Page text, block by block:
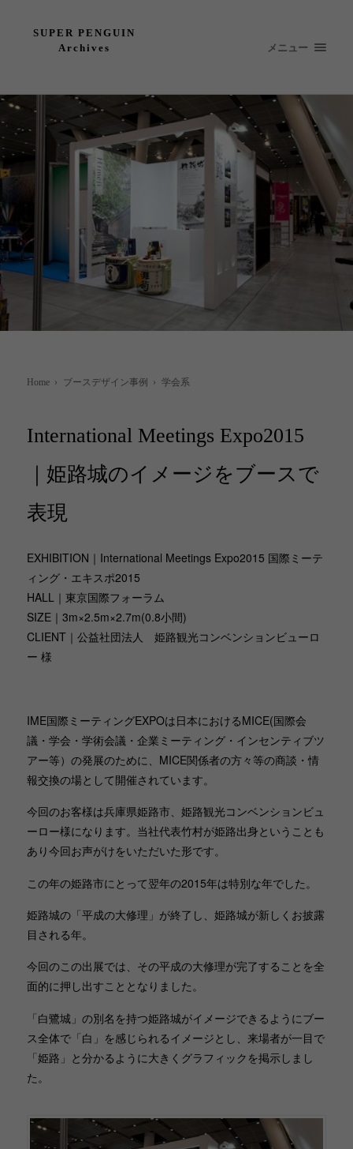
SUPER PENGUIN
Archives
メニュー
Home › ブースデザイン事例 › 学会系
International Meetings Expo2015
｜姫路城のイメージをブースで
表現
EXHIBITION｜International Meetings Expo2015 国際ミーテ
ィング・エキスポ2015
HALL｜東京国際フォーラム
SIZE｜3m×2.5m×2.7m(0.8小間)
CLIENT｜公益社団法人 姫路観光コンベンションビューロ
ー 様
IME国際ミーティングEXPOは日本におけるMICE(国際会
議・学会・学術会議・企業ミーティング・インセンティブツ
アー等）の発展のために、MICE関係者の方々等の商談・情
報交換の場として開催されています。
今回のお客様は兵庫県姫路市、姫路観光コンベンションビュ
ーロー様になります。当社代表竹村が姫路出身ということも
あり今回お声がけをいただいた形です。
この年の姫路市にとって翌年の2015年は特別な年でした。
姫路城の「平成の大修理」が終了し、姫路城が新しくお披露
目される年。
今回のこの出展では、その平成の大修理が完了することを全
面的に押し出すこととなりました。
「白鷺城」の別名を持つ姫路城がイメージできるようにブー
ス全体で「白」を感じられるイメージとし、来場者が一目で
「姫路」と分かるように大きくグラフィックを掲示しまし
た。